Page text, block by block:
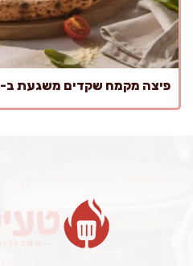
פיצה מקמח שקדים משגעת ב-25 דקות, בלי קמח בכלל